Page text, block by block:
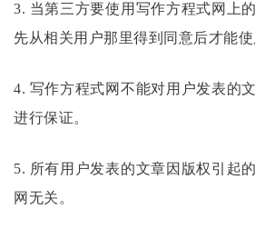
3. 当第三方要使用 写作方程式网上
先从相关用户那里得到同意后才能使
4. 写作方程式网不能对用户发表的
进行保证。
5. 所有用户发表的文章因版权引起
网无关。